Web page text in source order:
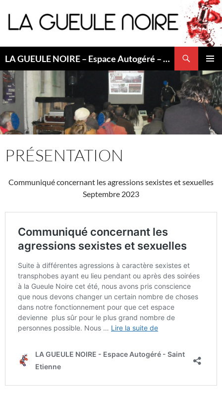
au
contenu
LA GUEULE NOIRE – Espace Autogéré – Saint Etienne
MENU
PRÉSENTATION
Communiqué concernant les agressions sexistes et sexuelles
Septembre 2023